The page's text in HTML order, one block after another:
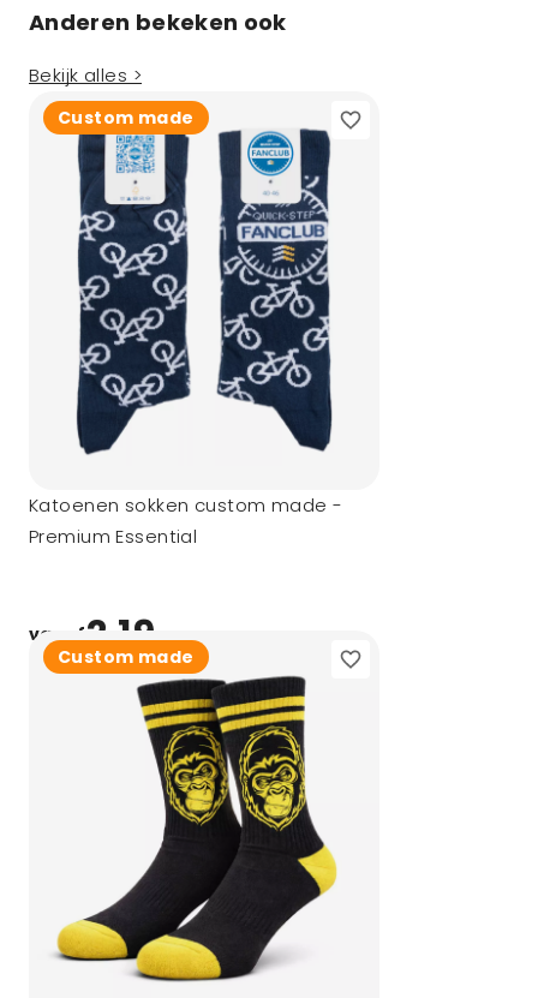
Anderen bekeken ook
Bekijk alles >
Custom made
Katoenen sokken custom made -
Premium Essential
vanaf2,19
Custom made